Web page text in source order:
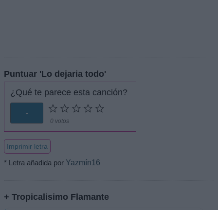
Puntuar 'Lo dejaria todo'
¿Qué te parece esta canción?
-
0 votos
Imprimir letra
* Letra añadida por Yazmín16
+ Tropicalisimo Flamante